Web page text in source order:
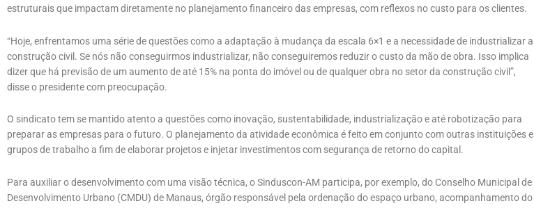
estruturais que impactam diretamente no planejamento financeiro das empresas, com reflexos no custo para os clientes.
“Hoje, enfrentamos uma série de questões como a adaptação à mudança da escala 6×1 e a necessidade de industrializar a
construção civil. Se nós não conseguirmos industrializar, não conseguiremos reduzir o custo da mão de obra. Isso implica
dizer que há previsão de um aumento de até 15% na ponta do imóvel ou de qualquer obra no setor da construção civil”,
disse o presidente com preocupação.
O sindicato tem se mantido atento a questões como inovação, sustentabilidade, industrialização e até robotização para
preparar as empresas para o futuro. O planejamento da atividade econômica é feito em conjunto com outras instituições e
grupos de trabalho a fim de elaborar projetos e injetar investimentos com segurança de retorno do capital.
Para auxiliar o desenvolvimento com uma visão técnica, o Sinduscon-AM participa, por exemplo, do Conselho Municipal de
Desenvolvimento Urbano (CMDU) de Manaus, órgão responsável pela ordenação do espaço urbano, acompanhamento do